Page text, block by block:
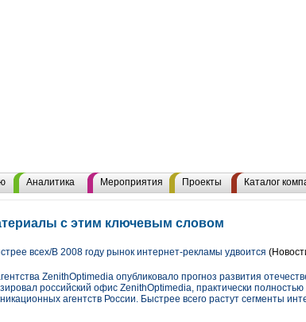
Аналитика Мероприятия Проекты Каталог
с этим ключевым словом
всех/В 2008 году рынок интернет-рекламы удвоится
ZenithOptimedia опубликовало прогноз развития
российский офис ZenithOptimedia, практически
агентств России. Быстрее всего растут сегменты